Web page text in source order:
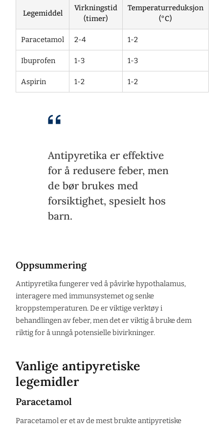
Legemiddel
Virkningstid
(timer)
Temperaturreduksjon
(°C)
Paracetamol 2-4 1-2
Ibuprofen 1-3 1-3
Aspirin 1-2 1-2
Antipyretika er effektive
for å redusere feber, men
de bør brukes med
forsiktighet, spesielt hos
barn.
Oppsummering
Antipyretika fungerer ved å påvirke hypothalamus,
interagere med immunsystemet og senke
kroppstemperaturen. De er viktige verktøy i
behandlingen av feber, men det er viktig å bruke dem
riktig for å unngå potensielle bivirkninger.
Vanlige antipyretiske
legemidler
Paracetamol
Paracetamol er et av de mest brukte antipyretiske